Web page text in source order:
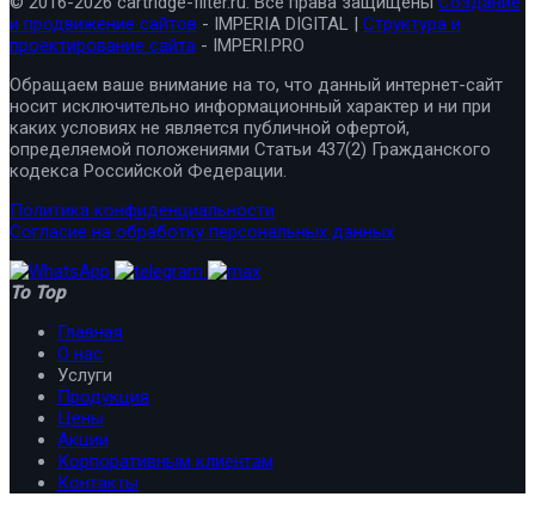
и продвижение сайтов - IMPERIA DIGITAL | Структура и
проектирование сайта - IMPERI.PRO
Обращаем ваше внимание на то, что данный интернет-сайт
носит исключительно информационный характер и ни при
каких условиях не является публичной офертой,
определяемой положениями Статьи 437(2) Гражданского
кодекса Российской Федерации.
Политика конфиденциальности
Согласие на обработку персональных данных
To Top
Главная
О нас
Услуги
Продукция
Цены
Акции
Корпоративным клиентам
Контакты